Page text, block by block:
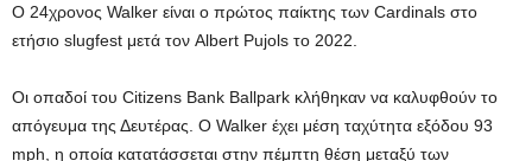
Ο 24χρονος Walker είναι ο πρώτος παίκτης των Cardinals στο
ετήσιο slugfest μετά τον Albert Pujols το 2022.
Οι οπαδοί του Citizens Bank Ballpark κλήθηκαν να καλυφθούν το
απόγευμα της Δευτέρας. Ο Walker έχει μέση ταχύτητα εξόδου 93
mph, η οποία κατατάσσεται στην πέμπτη θέση μεταξύ των